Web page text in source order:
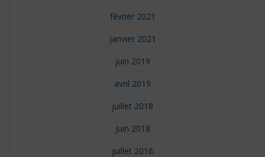
février 2021
janvier 2021
juin 2019
avril 2019
juillet 2018
juin 2018
juillet 2016